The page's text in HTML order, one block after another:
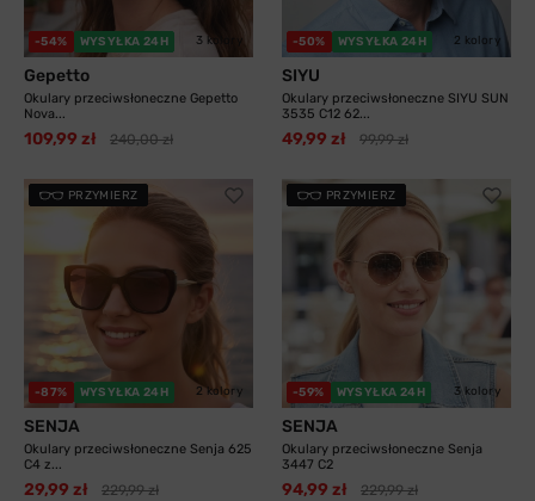
-54% WYSYŁKA 24H 3 kolory
Gepetto
Okulary przeciwsłoneczne Gepetto
Nova...
109,99 zł 240,00 zł
-50% WYSYŁKA 24H 2 kolory
SIYU
Okulary przeciwsłoneczne SIYU SUN
3535 C12 62...
49,99 zł 99,99 zł
PRZYMIERZ
-87% WYSYŁKA 24H 2 kolory
SENJA
Okulary przeciwsłoneczne Senja 625
C4 z...
29,99 zł 229,99 zł
PRZYMIERZ
-59% WYSYŁKA 24H 3 kolory
SENJA
Okulary przeciwsłoneczne Senja
3447 C2
94,99 zł 229,99 zł